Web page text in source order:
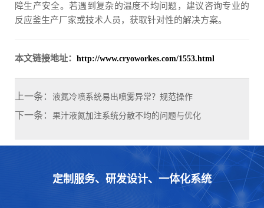
障生产安全。若遇到复杂的温度不均问题，建议咨询专业的
反应釜生产厂家或技术人员，获取针对性的解决方案。
本文链接地址： http://www.cryoworkes.com/1553.html
上一条： 液氮冷喷系统易出喷雾异常？规范操作
下一条： 果汁液氮加注系统分散不均的问题与优化
定制服务、研发设计、一体化系统